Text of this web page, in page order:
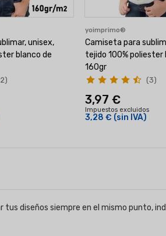
unisex,
blanco de
yoimprimo®
Camiseta para
tejido 100% poliester
160gr
3,97 €
Impuestos excluidos
3,28 € (sin IVA)
(3)
tus diseños siempre en el mismo punto,